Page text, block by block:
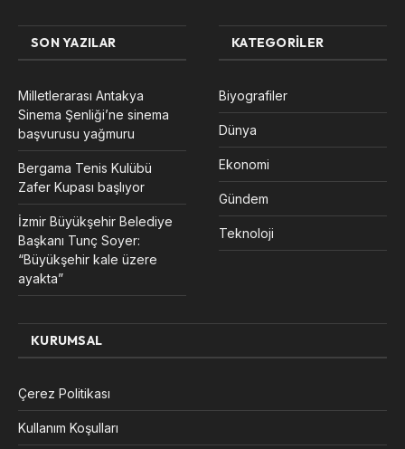
SON YAZILAR
Milletlerarası Antakya
Sinema Şenliği’ne sinema
başvurusu yağmuru
Bergama Tenis Kulübü
Zafer Kupası başlıyor
İzmir Büyükşehir Belediye
Başkanı Tunç Soyer:
“Büyükşehir kale üzere
ayakta”
KATEGORILER
Biyografiler
Dünya
Ekonomi
Gündem
Teknoloji
KURUMSAL
Çerez Politikası
Kullanım Koşulları